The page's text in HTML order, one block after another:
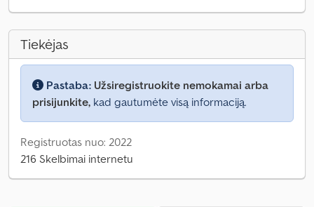
Tiekėjas
Pastaba: Užsiregistruokite nemokamai arba
prisijunkite, kad gautumėte visą informaciją.
Registruotas nuo: 2022
216 Skelbimai internetu